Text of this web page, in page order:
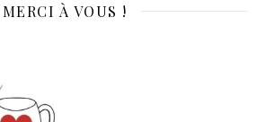
MERCI À VOUS !